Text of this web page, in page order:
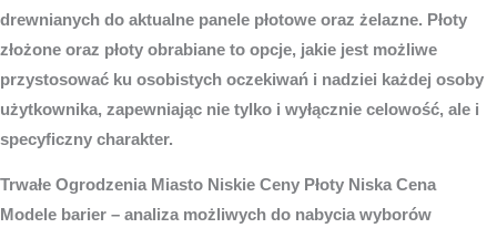
drewnianych do aktualne panele płotowe oraz żelazne. Płoty
złożone oraz płoty obrabiane to opcje, jakie jest możliwe
przystosować ku osobistych oczekiwań i nadziei każdej osoby
użytkownika, zapewniając nie tylko i wyłącznie celowość, ale i
specyficzny charakter.
Trwałe Ogrodzenia Miasto Niskie Ceny Płoty Niska Cena
Modele barier – analiza możliwych do nabycia wyborów